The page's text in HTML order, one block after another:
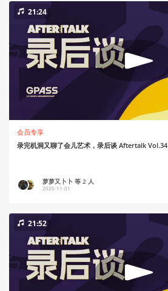
21:24
会员专享
录完机洞又聊了会儿艺术，录后谈 Aftertalk Vol.34
萝萝又卜卜 等 2 人
2025-11-01
21:52